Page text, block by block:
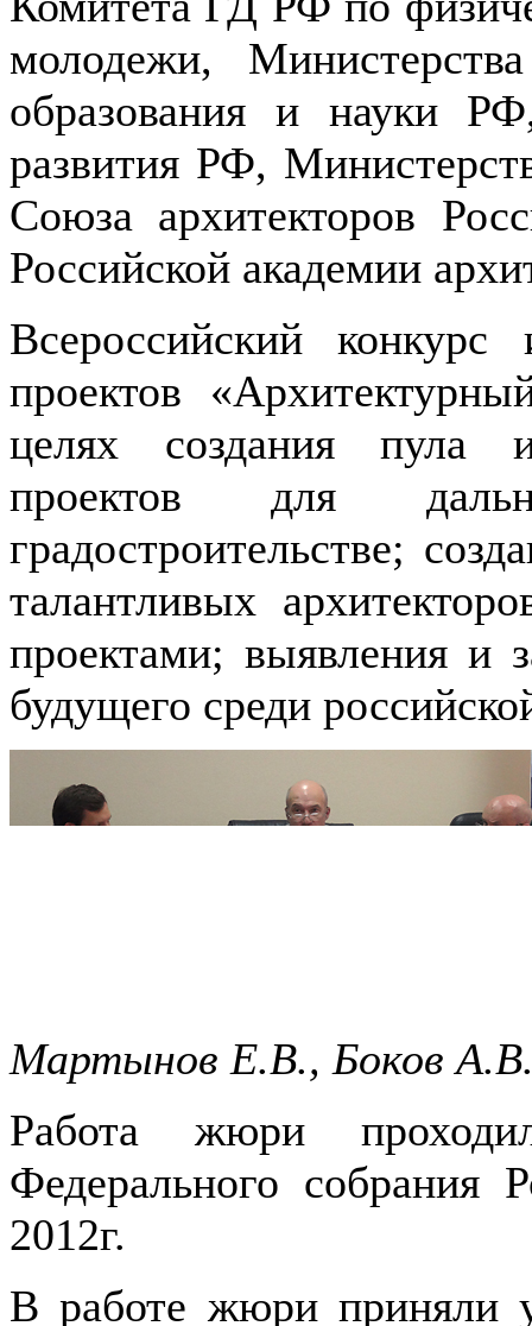
молодежи,
образования и науки
развития РФ,
Союза архитекторов
Российской академии
Всероссийский конкурс
проектов
целях создания пула
проектов для
градостроительстве;
талантливых
проектами; выявления и
будущего среди
Мартынов Е.В., Боков
Работа жюри
Федерального собрания
2012г.
В работе жюри приняли